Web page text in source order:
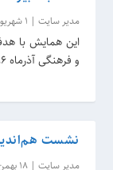
مدیر سایت | 1 شهریور 1396
این همایش با
و فرهنگی آذرماه ۹۶ در خانه هنرمندان برگزار خواهد شد.
نشست هم‌اندیشی
مدیر سایت |18 بهمن 1395